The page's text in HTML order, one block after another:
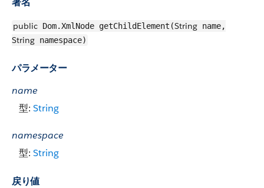
public Dom.XmlNode getChildElement(String name,
String namespace)
パラメーター
name
型: String
namespace
型: String
戻り値